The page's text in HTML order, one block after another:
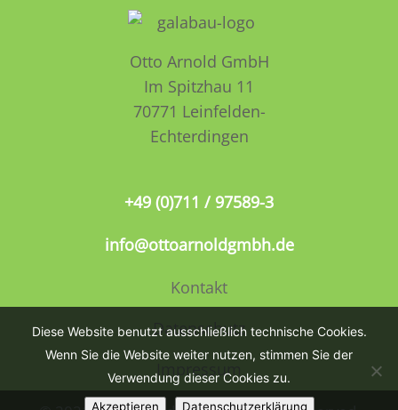
Otto Arnold GmbH
Im Spitzhau 11
70771 Leinfelden­­
Echterdingen
+49 (0)711 / 97589-3
info@ottoarnoldgmbh.de
Kontakt
Datenschutz
Impressum
Diese Website benutzt ausschließlich technische Cookies.
Wenn Sie die Website weiter nutzen, stimmen Sie der
Verwendung dieser Cookies zu.
Akzeptieren Datenschutzerklärung